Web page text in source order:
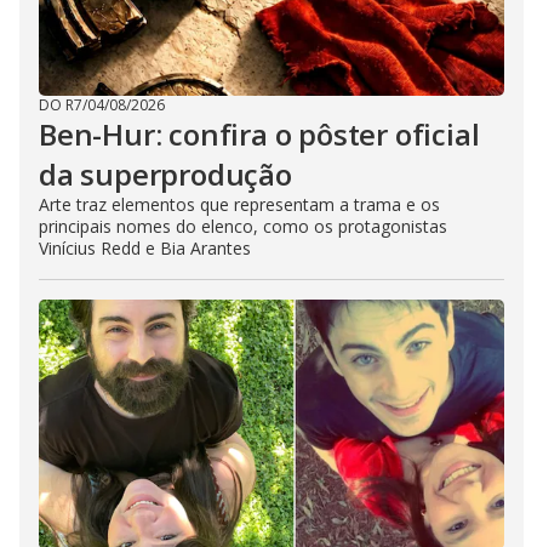
DO R7/04/08/2026
Ben-Hur: confira o pôster oficial
da superprodução
Arte traz elementos que representam a trama e os
principais nomes do elenco, como os protagonistas
Vinícius Redd e Bia Arantes